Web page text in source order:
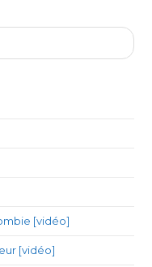
[vidéo]
[vidéo]